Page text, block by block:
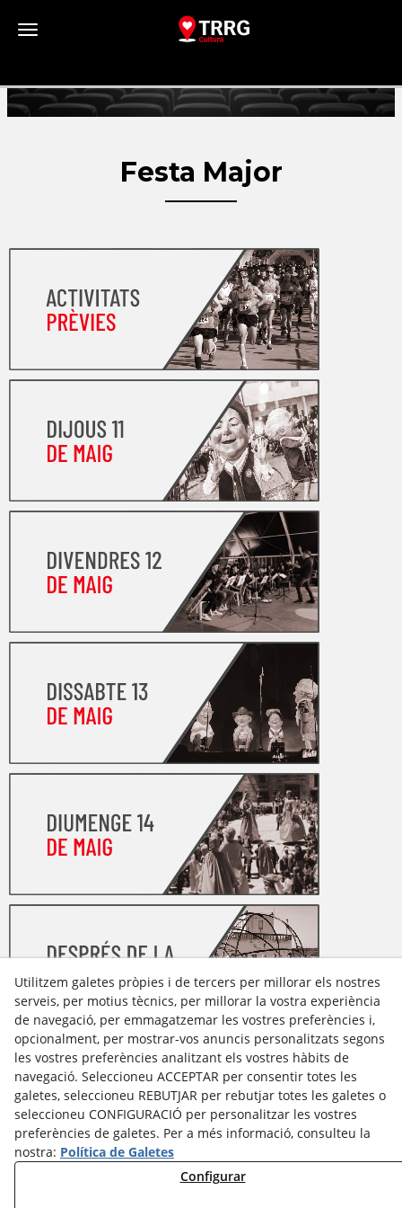
Toggle navigation
Festa Major
Avís Legal
Política Cookies
Política de Privacitat
Utilitzem galetes pròpies i de tercers per millorar els nostres
serveis, per motius tècnics, per millorar la vostra experiència
de navegació, per emmagatzemar les vostres preferències i,
opcionalment, per mostrar-vos anuncis personalitzats segons
les vostres preferències analitzant els vostres hàbits de
navegació. Seleccioneu ACCEPTAR per consentir totes les
galetes, seleccioneu REBUTJAR per rebutjar totes les galetes o
seleccioneu CONFIGURACIÓ per personalitzar les vostres
preferències de galetes. Per a més informació, consulteu la
nostra: Política de Galetes
Configurar